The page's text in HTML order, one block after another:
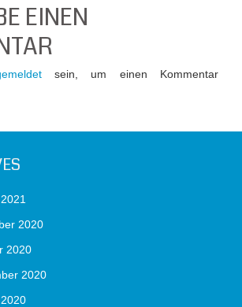
EINEN
sein, um einen Kommentar
2020
2020
2020